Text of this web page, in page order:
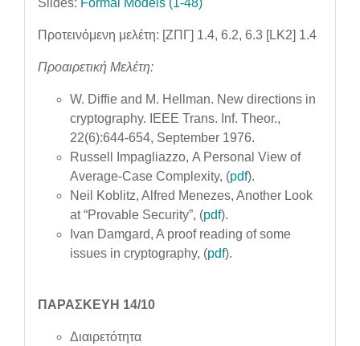
Slides: Formal Models (1-48)
Προτεινόμενη μελέτη: [ΖΠΓ] 1.4, 6.2, 6.3 [LK2] 1.4
Προαιρετική Μελέτη:
W. Diffie and M. Hellman. New directions in
cryptography. IEEE Trans. Inf. Theor.,
22(6):644-654, September 1976.
Russell Impagliazzo, A Personal View of
Average-Case Complexity, (pdf).
Neil Koblitz, Alfred Menezes, Another Look
at “Provable Security”, (pdf).
Ivan Damgard, A proof reading of some
issues in cryptography, (pdf).
ΠΑΡΑΣΚΕΥΗ 14/10
Διαιρετότητα